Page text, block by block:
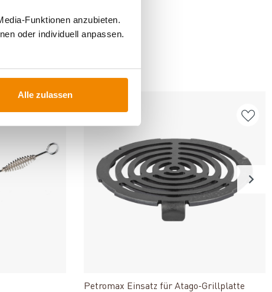
Funktionen anzubieten.
oder individuell anpassen.
Alle zulassen
-15%
Petromax Einsatz für Atago-Grillplatte